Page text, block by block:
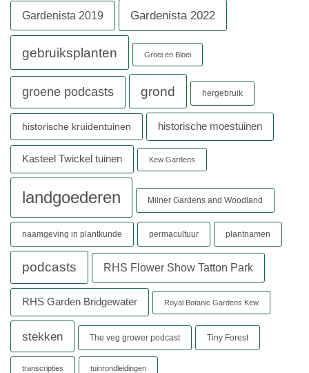
Gardenista 2019 Gardenista 2022
gebruiksplanten Groei en Bloei
groene podcasts grond hergebruik
historische kruidentuinen historische moestuinen
Kasteel Twickel tuinen Kew Gardens
landgoederen Milner Gardens and Woodland
naamgeving in plantkunde permacultuur plantnamen
podcasts RHS Flower Show Tatton Park
RHS Garden Bridgewater Royal Botanic Gardens Kew
stekken The veg grower podcast Tiny Forest
transcripties tuinrondleidingen